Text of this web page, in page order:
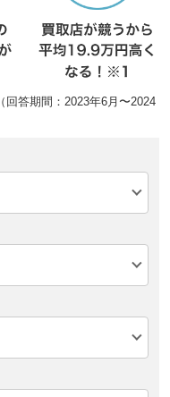
答期間：2023年6月〜2024